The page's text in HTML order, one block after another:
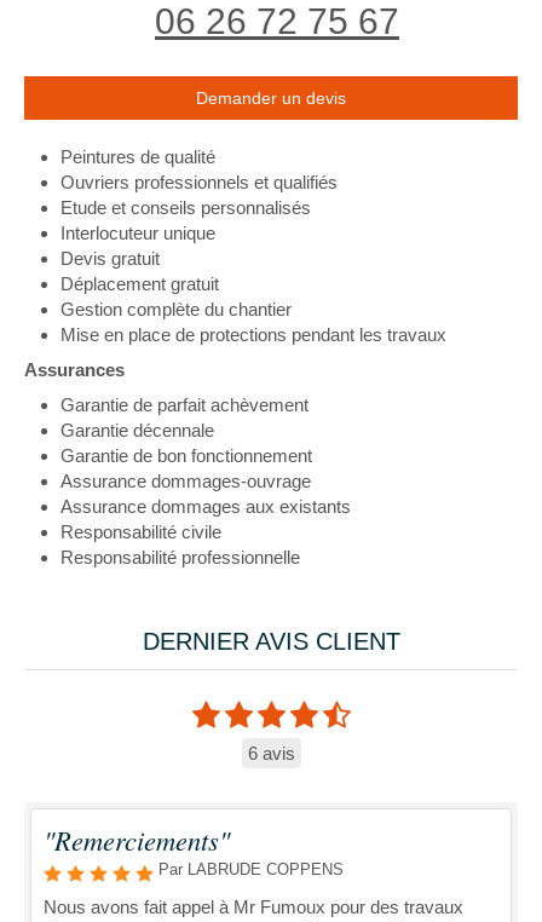
06 26 72 75 67
Demander un devis
Peintures de qualité
Ouvriers professionnels et qualifiés
Etude et conseils personnalisés
Interlocuteur unique
Devis gratuit
Déplacement gratuit
Gestion complète du chantier
Mise en place de protections pendant les travaux
Assurances
Garantie de parfait achèvement
Garantie décennale
Garantie de bon fonctionnement
Assurance dommages-ouvrage
Assurance dommages aux existants
Responsabilité civile
Responsabilité professionnelle
DERNIER AVIS CLIENT
6 avis
"Remerciements"
Par LABRUDE COPPENS
Nous avons fait appel à Mr Fumoux pour des travaux